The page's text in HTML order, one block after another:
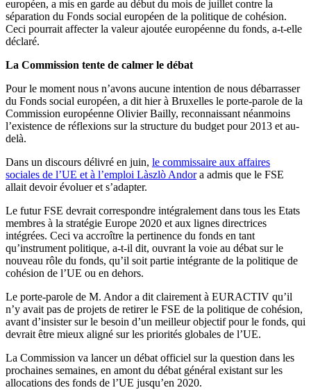
européen, a mis en garde au début du mois de juillet contre la
séparation du Fonds social européen de la politique de cohésion.
Ceci pourrait affecter la valeur ajoutée européenne du fonds, a-t-elle
déclaré.
La Commission tente de calmer le débat
Pour le moment nous n’avons aucune intention de nous débarrasser
du Fonds social européen, a dit hier à Bruxelles le porte-parole de la
Commission européenne Olivier Bailly, reconnaissant néanmoins
l’existence de réflexions sur la structure du budget pour 2013 et au-
delà.
Dans un discours délivré en juin, le commissaire aux affaires
sociales de l’UE et à l’emploi Làszlò Andora admis que le FSE
allait devoir évoluer et s’adapter.
Le futur FSE devrait correspondre intégralement dans tous les Etats
membres à la stratégie Europe 2020 et aux lignes directrices
intégrées. Ceci va accroître la pertinence du fonds en tant
qu’instrument politique, a-t-il dit, ouvrant la voie au débat sur le
nouveau rôle du fonds, qu’il soit partie intégrante de la politique de
cohésion de l’UE ou en dehors.
Le porte-parole de M. Andor a dit clairement à EURACTIV qu’il
n’y avait pas de projets de retirer le FSE de la politique de cohésion,
avant d’insister sur le besoin d’un meilleur objectif pour le fonds, qui
devrait être mieux aligné sur les priorités globales de l’UE.
La Commission va lancer un débat officiel sur la question dans les
prochaines semaines, en amont du débat général existant sur les
allocations des fonds de l’UE jusqu’en 2020.